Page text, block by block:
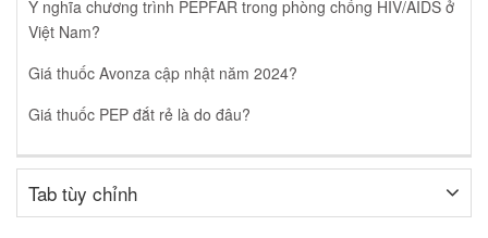
Ý nghĩa chương trình PEPFAR trong phòng chống HIV/AIDS ở
Việt Nam?
Giá thuốc Avonza cập nhật năm 2024?
Giá thuốc PEP đắt rẻ là do đâu?
Tab tùy chỉnh